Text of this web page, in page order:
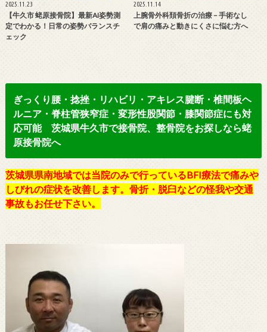
2025.11.23
【牛久市 蛯原接骨院】最新AI姿勢測
定でわかる！日常の姿勢バランスチ
ェック
2025.11.14
上腕骨外科頚骨折の治療 – 手術なし
で肩の痛みと動きにくさに悩む方へ
ぎっくり腰・捻挫・リハビリ・アキレス腱断・椎間板ヘ
ルニア・脊柱管狭窄症・変形性股関節・膝関節症にも対
応可能 茨城県牛久市で接骨院、整骨院をお探しなら蛯
原接骨院へ
茨城県県南地域では当院のみで行っているBFI療法で痛みや
しびれの症状を改善します。骨折・脱臼などの怪我や交通
事故もお任せ下さい。